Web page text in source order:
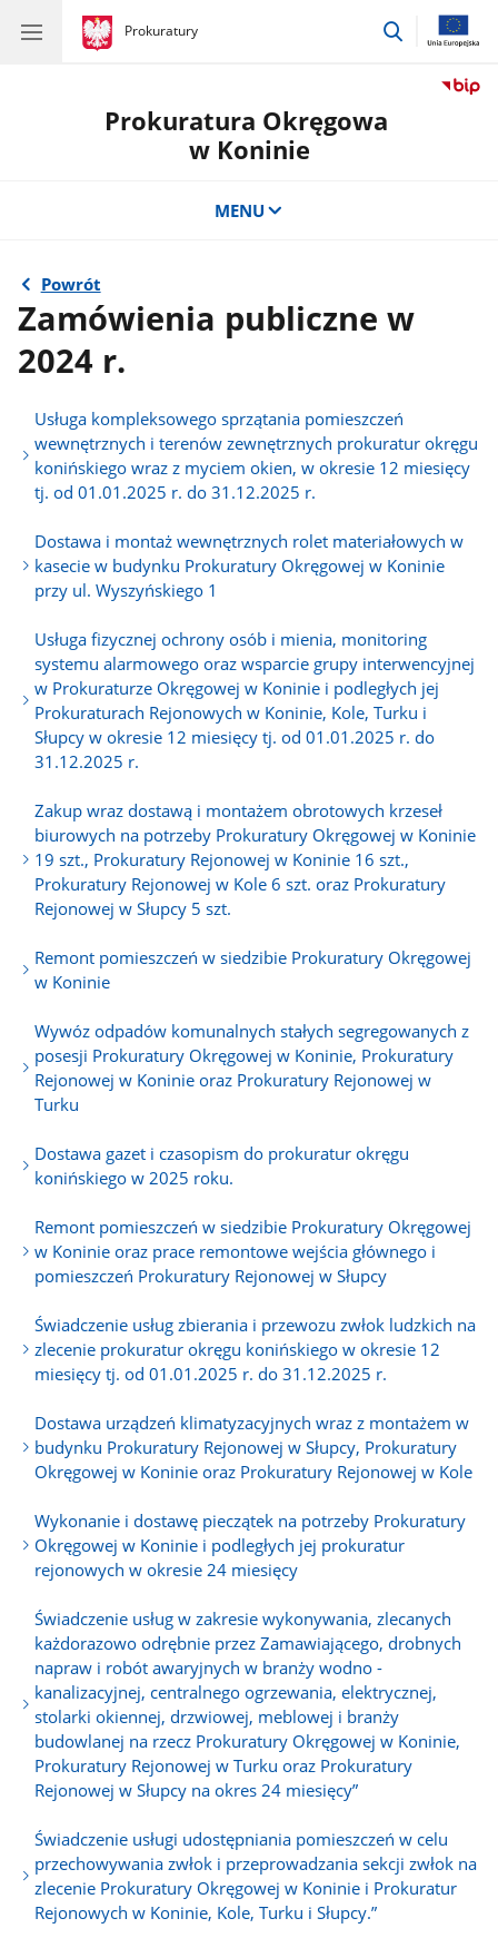
gov.pl
Prokuratury
gov.pl
Prokuratury
przejdź
Prokuratura Okręgowa
w Koninie
MENU
Powrót
Zamówienia publiczne w
2024 r.
Usługa kompleksowego sprzątania pomieszczeń
wewnętrznych i terenów zewnętrznych prokuratur okręgu
konińskiego wraz z myciem okien, w okresie 12 miesięcy
tj. od 01.01.2025 r. do 31.12.2025 r.
Dostawa i montaż wewnętrznych rolet materiałowych w
kasecie w budynku Prokuratury Okręgowej w Koninie
przy ul. Wyszyńskiego 1
Usługa fizycznej ochrony osób i mienia, monitoring
systemu alarmowego oraz wsparcie grupy interwencyjnej
w Prokuraturze Okręgowej w Koninie i podległych jej
Prokuraturach Rejonowych w Koninie, Kole, Turku i
Słupcy w okresie 12 miesięcy tj. od 01.01.2025 r. do
31.12.2025 r.
Zakup wraz dostawą i montażem obrotowych krzeseł
biurowych na potrzeby Prokuratury Okręgowej w Koninie
19 szt., Prokuratury Rejonowej w Koninie 16 szt.,
Prokuratury Rejonowej w Kole 6 szt. oraz Prokuratury
Rejonowej w Słupcy 5 szt.
Remont pomieszczeń w siedzibie Prokuratury Okręgowej
w Koninie
Wywóz odpadów komunalnych stałych segregowanych z
posesji Prokuratury Okręgowej w Koninie, Prokuratury
Rejonowej w Koninie oraz Prokuratury Rejonowej w
Turku
Dostawa gazet i czasopism do prokuratur okręgu
konińskiego w 2025 roku.
Remont pomieszczeń w siedzibie Prokuratury Okręgowej
w Koninie oraz prace remontowe wejścia głównego i
pomieszczeń Prokuratury Rejonowej w Słupcy
Świadczenie usług zbierania i przewozu zwłok ludzkich na
zlecenie prokuratur okręgu konińskiego w okresie 12
miesięcy tj. od 01.01.2025 r. do 31.12.2025 r.
Dostawa urządzeń klimatyzacyjnych wraz z montażem w
budynku Prokuratury Rejonowej w Słupcy, Prokuratury
Okręgowej w Koninie oraz Prokuratury Rejonowej w Kole
Wykonanie i dostawę pieczątek na potrzeby Prokuratury
Okręgowej w Koninie i podległych jej prokuratur
rejonowych w okresie 24 miesięcy
Świadczenie usług w zakresie wykonywania, zlecanych
każdorazowo odrębnie przez Zamawiającego, drobnych
napraw i robót awaryjnych w branży wodno -
kanalizacyjnej, centralnego ogrzewania, elektrycznej,
stolarki okiennej, drzwiowej, meblowej i branży
budowlanej na rzecz Prokuratury Okręgowej w Koninie,
Prokuratury Rejonowej w Turku oraz Prokuratury
Rejonowej w Słupcy na okres 24 miesięcy”
Świadczenie usługi udostępniania pomieszczeń w celu
przechowywania zwłok i przeprowadzania sekcji zwłok na
zlecenie Prokuratury Okręgowej w Koninie i Prokuratur
Rejonowych w Koninie, Kole, Turku i Słupcy.”